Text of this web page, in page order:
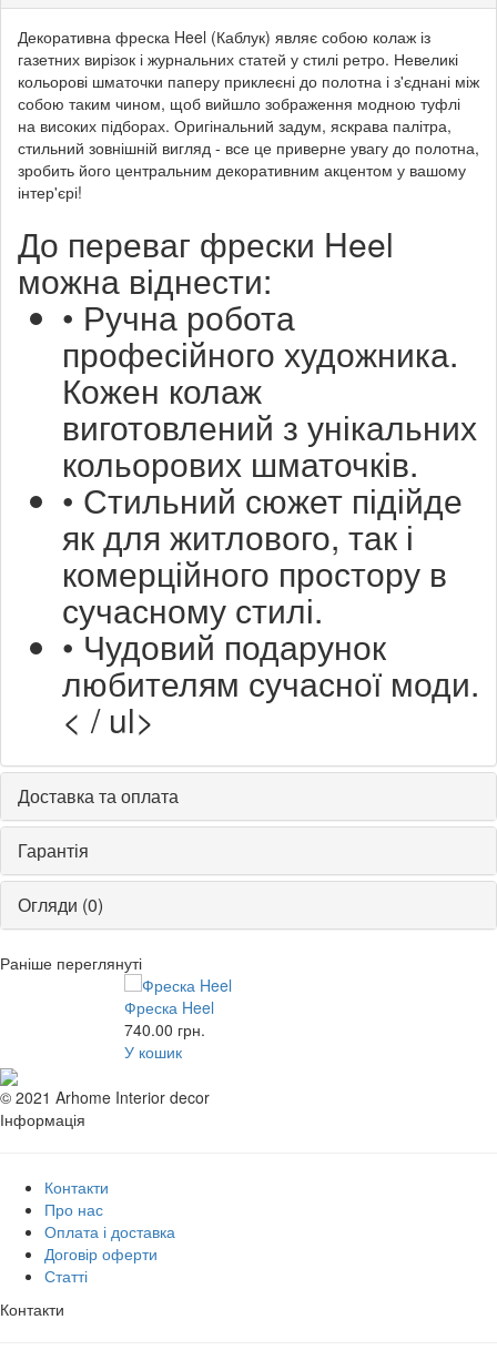
Декоративна фреска Heel (Каблук) являє собою колаж із
газетних вирізок і журнальних статей у стилі ретро. Невеликі
кольорові шматочки паперу приклеєні до полотна і з'єднані між
собою таким чином, щоб вийшло зображення модною туфлі
на високих підборах. Оригінальний задум, яскрава палітра,
стильний зовнішній вигляд - все це приверне увагу до полотна,
зробить його центральним декоративним акцентом у вашому
інтер'єрі!
До переваг фрески Heel
можна віднести:
• Ручна робота
професійного художника.
Кожен колаж
виготовлений з унікальних
кольорових шматочків.
• Стильний сюжет підійде
як для житлового, так і
комерційного простору в
сучасному стилі.
• Чудовий подарунок
любителям сучасної моди.
< / ul>
Доставка та оплата
Гарантія
Огляди (0)
Раніше переглянуті
Фреска Heel
740.00 грн.
У кошик
© 2021 Arhome Interior decor
Інформація
Контакти
Про нас
Оплата і доставка
Договір оферти
Статті
Контакти